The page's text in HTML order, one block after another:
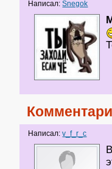
Написал:Snegok
Написал:v_f_r_c